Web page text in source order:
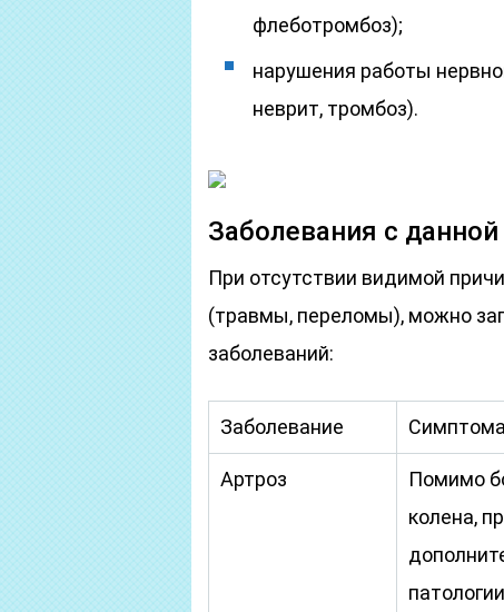
флеботромбоз);
нарушения работы
неврит, тромбоз).
Заболевания с
При отсутствии видимой
(травмы, переломы), можно
заболеваний:
Заболевание
Артроз
Помимо
колена,